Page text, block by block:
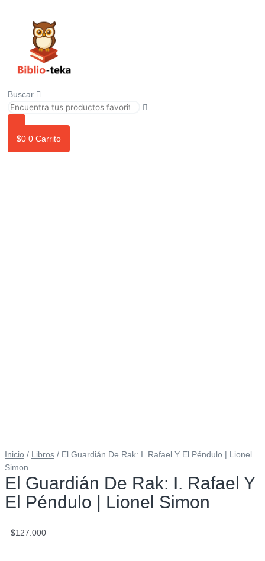
contenido
Buscar
$0 0 Carrito
Inicio / Libros / El Guardián De Rak: I. Rafael Y El Péndulo | Lionel
Simon
El Guardián De Rak: I. Rafael Y
El Péndulo | Lionel Simon
$127.000